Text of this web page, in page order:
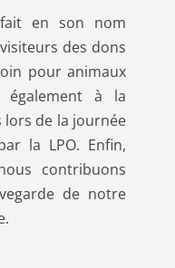
en son nom
des dons
pour animaux
également à la
de la journée
la LPO. Enfin,
contribuons
de notre